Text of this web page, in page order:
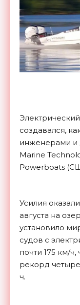
создавался,
инженерами и
Marine
Powerboats
Усилия
августа на
установило
судов с
почти 175 км/
рекорд
ч.